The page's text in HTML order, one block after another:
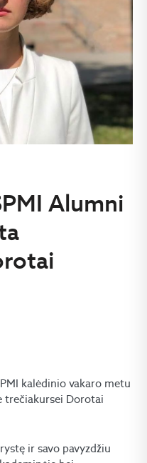
Alumni
kalėdinio vakaro metu
trečiakursei Dorotai
ir savo pavyzdžiu